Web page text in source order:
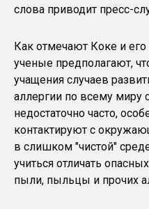
слова приводит пресс-
Как отмечают Коке и его
ученые предполагают,
учащения случаев
аллергии по всему миру
недостаточно часто,
контактируют с
в слишком "чистой"
учиться отличать
пыли, пыльцы и прочих